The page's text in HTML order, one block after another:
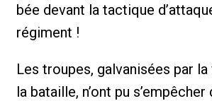
bée devant la tactique
régiment !
Les troupes, galvanisées par
la bataille, n’ont pu